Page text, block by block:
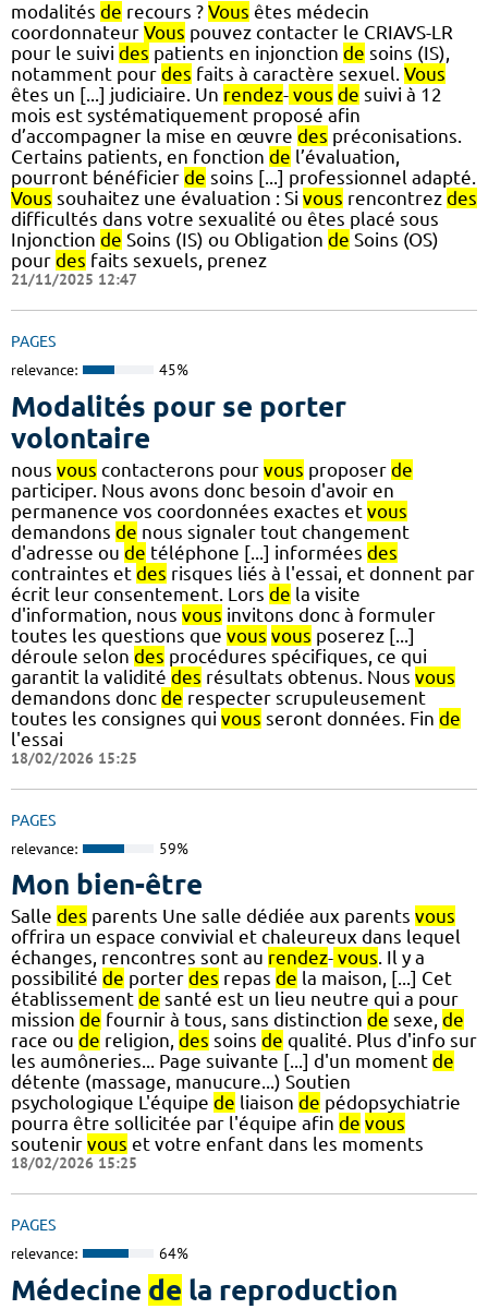
modalités de recours ? Vous êtes médecin
coordonnateur Vous pouvez contacter le CRIAVS-LR
pour le suivi des patients en injonction de soins (IS),
notamment pour des faits à caractère sexuel. Vous
êtes un [...] judiciaire. Un rendez- vous de suivi à 12
mois est systématiquement proposé afin
d’accompagner la mise en œuvre des préconisations.
Certains patients, en fonction de l’évaluation,
pourront bénéficier de soins [...] professionnel adapté.
Vous souhaitez une évaluation : Si vous rencontrez des
difficultés dans votre sexualité ou êtes placé sous
Injonction de Soins (IS) ou Obligation de Soins (OS)
pour des faits sexuels, prenez
21/11/2025 12:47
PAGES
relevance: 45%
Modalités pour se porter
volontaire
nous vous contacterons pour vous proposer de
participer. Nous avons donc besoin d'avoir en
permanence vos coordonnées exactes et vous
demandons de nous signaler tout changement
d'adresse ou de téléphone [...] informées des
contraintes et des risques liés à l'essai, et donnent par
écrit leur consentement. Lors de la visite
d'information, nous vous invitons donc à formuler
toutes les questions que vous vous poserez [...]
déroule selon des procédures spécifiques, ce qui
garantit la validité des résultats obtenus. Nous vous
demandons donc de respecter scrupuleusement
toutes les consignes qui vous seront données. Fin de
l'essai
18/02/2026 15:25
PAGES
relevance: 59%
Mon bien-être
Salle des parents Une salle dédiée aux parents vous
offrira un espace convivial et chaleureux dans lequel
échanges, rencontres sont au rendez- vous. Il y a
possibilité de porter des repas de la maison, [...] Cet
établissement de santé est un lieu neutre qui a pour
mission de fournir à tous, sans distinction de sexe, de
race ou de religion, des soins de qualité. Plus d'info sur
les aumôneries... Page suivante [...] d'un moment de
détente (massage, manucure...) Soutien
psychologique L'équipe de liaison de pédopsychiatrie
pourra être sollicitée par l'équipe afin de vous
soutenir vous et votre enfant dans les moments
18/02/2026 15:25
PAGES
relevance: 64%
Médecine de la reproduction